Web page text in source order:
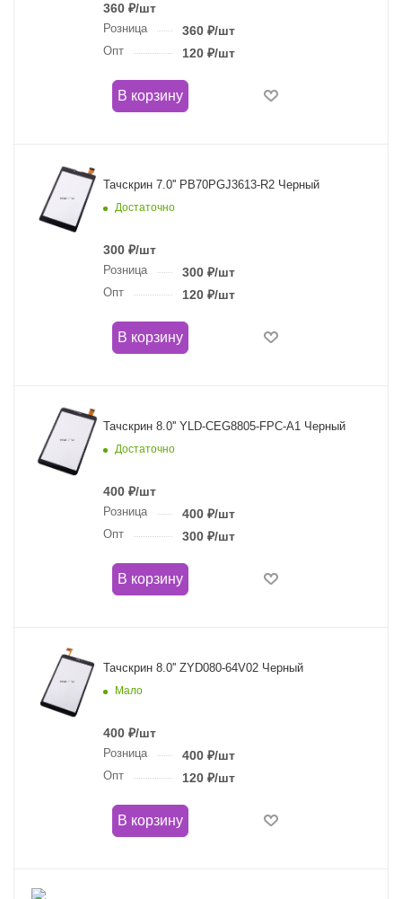
360 ₽/шт
Розница 360₽/шт
Опт 120₽/шт
В корзину
Тачскрин 7.0'' PB70PGJ3613-R2 Черный
Достаточно
300 ₽/шт
Розница 300₽/шт
Опт 120₽/шт
В корзину
Тачскрин 8.0'' YLD-CEG8805-FPC-A1 Черный
Достаточно
400 ₽/шт
Розница 400₽/шт
Опт 300₽/шт
В корзину
Тачскрин 8.0'' ZYD080-64V02 Черный
Мало
400 ₽/шт
Розница 400₽/шт
Опт 120₽/шт
В корзину